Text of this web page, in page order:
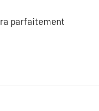
parfaitement